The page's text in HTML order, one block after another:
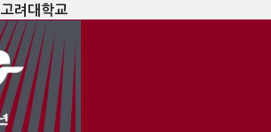
고려대학교